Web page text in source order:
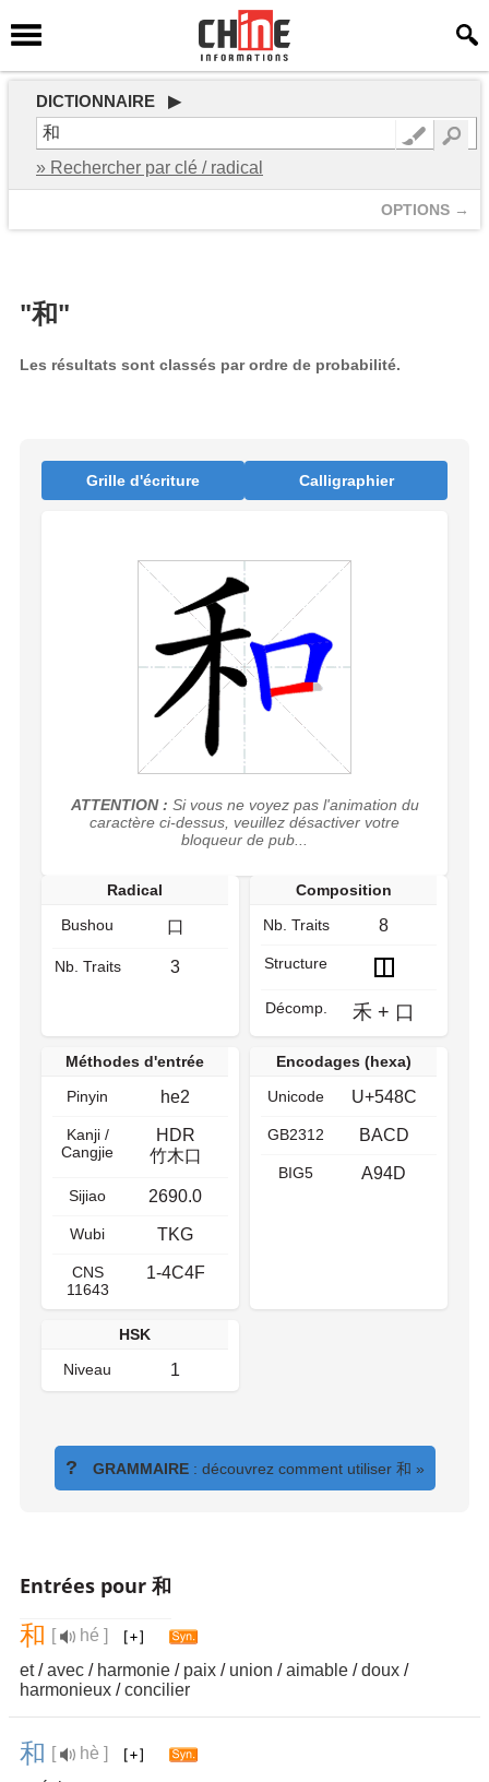
DICTIONNAIRE ▶
» Rechercher par clé / radical
OPTIONS →
"和"
Les résultats sont classés par ordre de probabilité.
Radical
Bushou
口
Nb. Traits 3
Composition
Nb. Traits
8
Structure
Décomp. 禾+ 口
Méthodes d'entrée
Pinyin
he2
Kanji /
Cangjie
HDR
竹木口
Sijiao 2690.0
Wubi TKG
CNS
11643
1-4C4F
Encodages (hexa)
Unicode
U+548C
GB2312 BACD
BIG5 A94D
HSK
Niveau
1
Grille d'écriture Calligraphier
ATTENTION : Si vous ne voyez pas l'animation du
caractère ci-dessus, veuillez désactiver votre
bloqueur de pub...
? GRAMMAIRE: découvrez comment utiliser 和 »
Entrées pour 和
和 [
hé ]
et/avec / harmonie / paix / union /aimable /doux /
harmonieux /concilier
和 [
hè ]